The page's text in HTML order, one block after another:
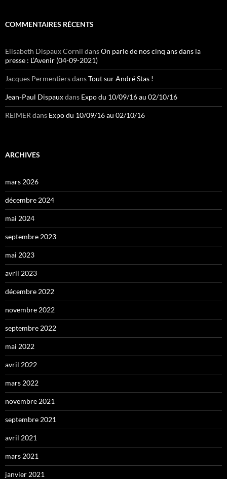
COMMENTAIRES RÉCENTS
Elisabeth Dispaux Cornil dansOn parle de nos cinq ans dans la
presse : L’Avenir (04-09-2021)
Jacques PermentiersdansTout sur André Stas !
Jean-Paul Dispauxdans Expo du 10/09/16 au 02/10/16
REIMER dans Expo du 10/09/16 au 02/10/16
ARCHIVES
mars 2026
décembre 2024
mai 2024
septembre 2023
mai 2023
avril 2023
décembre 2022
novembre 2022
septembre 2022
mai 2022
avril 2022
mars 2022
novembre 2021
septembre 2021
avril 2021
mars 2021
janvier 2021